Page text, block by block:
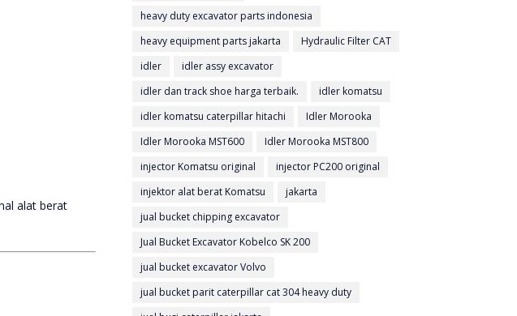
alat berat
heavy duty excavator parts indonesia
heavy equipment parts jakarta
Hydraulic Filter CAT
idler
idler assy excavator
idler dan track shoe harga terbaik.
idler komatsu
idler komatsu caterpillar hitachi
Idler Morooka
Idler Morooka MST600
Idler Morooka MST800
injector Komatsu original
injector PC200 original
injektor alat berat Komatsu
jakarta
jual bucket chipping excavator
Jual Bucket Excavator Kobelco SK 200
jual bucket excavator Volvo
jual bucket parit caterpillar cat 304 heavy duty